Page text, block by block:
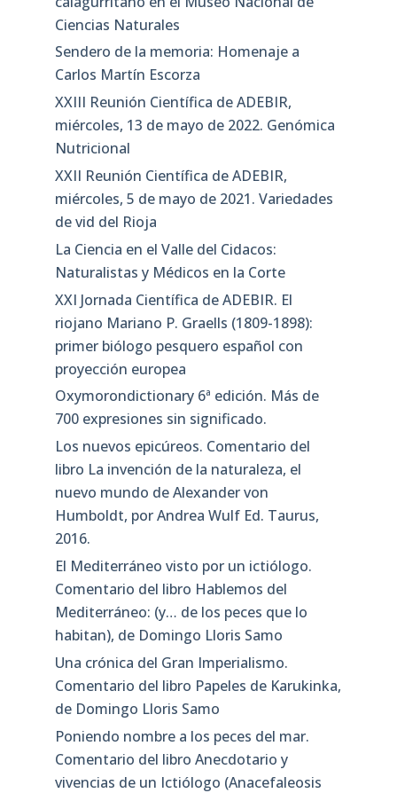
Ciencias Naturales
Sendero de la memoria: Homenaje a
Carlos Martín Escorza
XXIII Reunión Científica de ADEBIR,
miércoles, 13 de mayo de 2022. Genómica
Nutricional
XXII Reunión Científica de ADEBIR,
miércoles, 5 de mayo de 2021. Variedades
de vid del Rioja
La Ciencia en el Valle del Cidacos:
Naturalistas y Médicos en la Corte
XXI Jornada Científica de ADEBIR. El
riojano Mariano P. Graells (1809-1898):
primer biólogo pesquero español con
proyección europea
Oxymorondictionary 6ª edición. Más de
700 expresiones sin significado.
Los nuevos epicúreos. Comentario del
libro La invención de la naturaleza, el
nuevo mundo de Alexander von
Humboldt, por Andrea Wulf Ed. Taurus,
2016.
El Mediterráneo visto por un ictiólogo.
Comentario del libro Hablemos del
Mediterráneo: (y… de los peces que lo
habitan), de Domingo Lloris Samo
Una crónica del Gran Imperialismo.
Comentario del libro Papeles de Karukinka,
de Domingo Lloris Samo
Poniendo nombre a los peces del mar.
Comentario del libro Anecdotario y
vivencias de un Ictiólogo (Anacefaleosis